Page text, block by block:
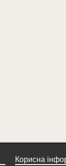
Корисна